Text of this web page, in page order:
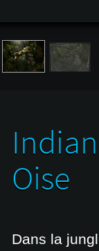
Oise
Dans la